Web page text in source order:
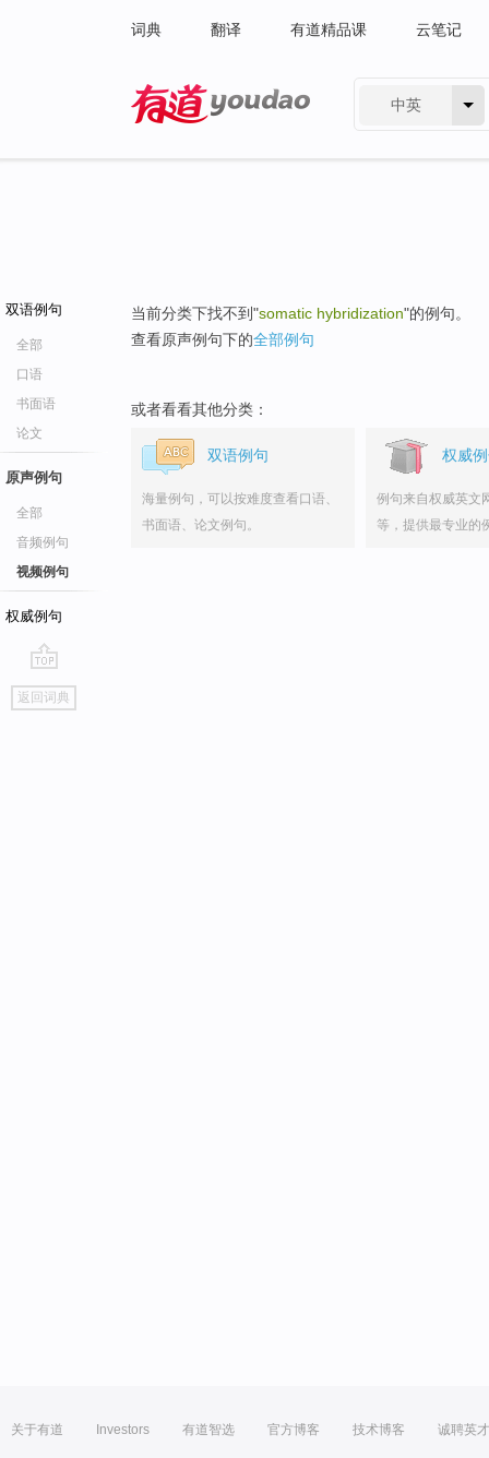
词典 翻译 有道精品课 云笔记
中英
双语例句
全部
口语
书面语
论文
原声例句
全部
音频例句
视频例句
权威例句
go
top
返回词典
当前分类下找不到"somatic hybridization"的例句。
查看原声例句下的全部例句
或者看看其他分类：
双语例句
海量例句，可以按难度查看口语、
书面语、论文例句。
权威
例句来自权威英文
等，提供最专业的
关于有道 Investors 有道智选 官方博客 技术博客 诚聘英才